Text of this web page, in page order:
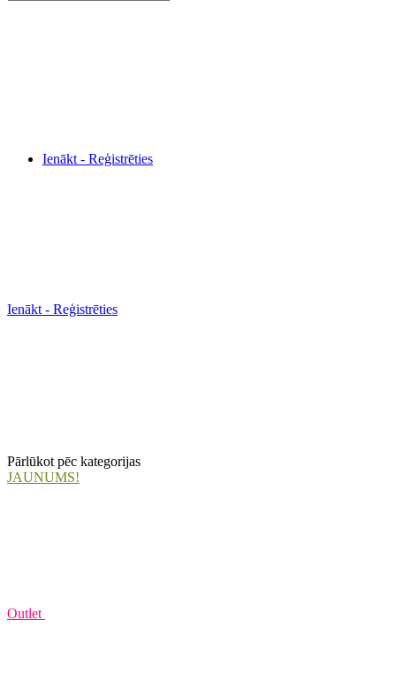
Ienākt - Reģistrēties
Ienākt - Reģistrēties
Pārlūkot pēc kategorijas
JAUNUMS!
Outlet